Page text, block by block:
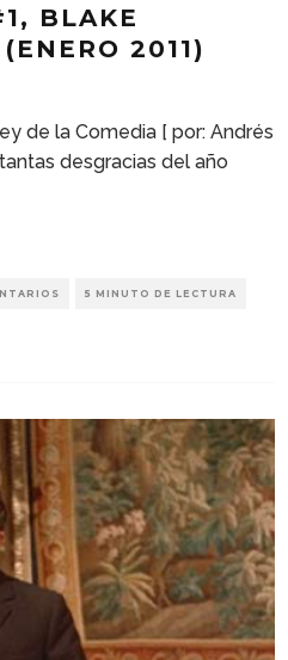
BLAKE
2011)
de la Comedia [ por: Andrés
desgracias del año
5 MINUTO DE LECTURA